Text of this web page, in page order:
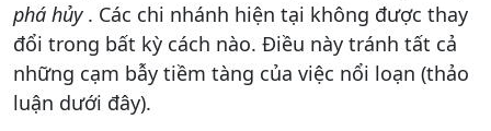
phá hủy. Các chi nhánh hiện tại không được thay
đổi trong bất kỳ cách nào. Điều này tránh tất cả
những cạm bẫy tiềm tàng của việc nổi loạn (thảo
luận dưới đây).